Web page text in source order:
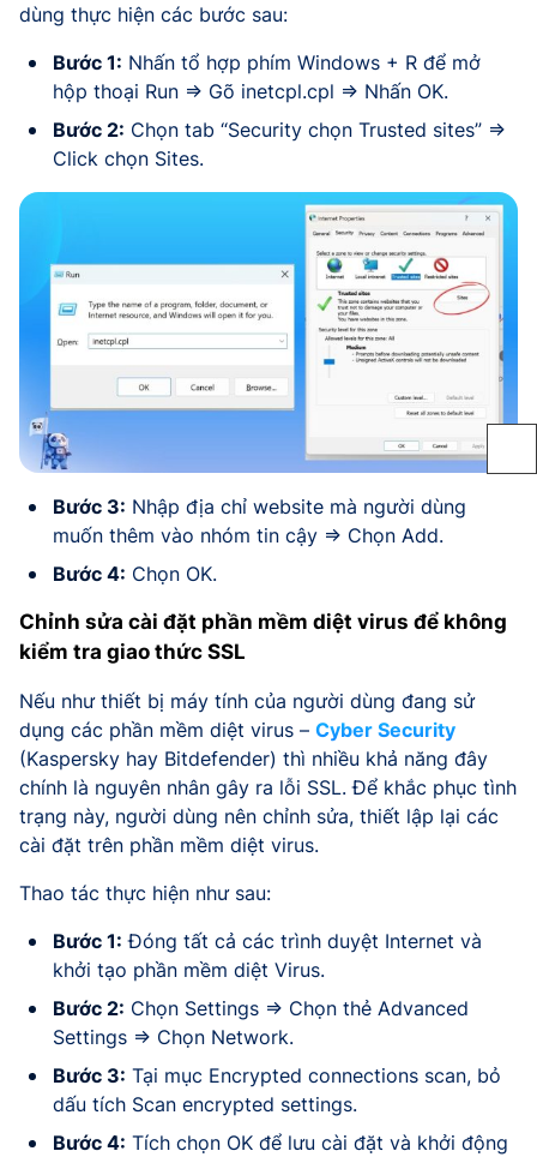
dùng thực hiện các bước sau:
Bước 1: Nhấn tổ hợp phím Windows + R để mở
hộp thoại Run => Gõ inetcpl.cpl => Nhấn OK.
Bước 2: Chọn tab “Security chọn Trusted sites” =>
Click chọn Sites.
Bước 3: Nhập địa chỉ website mà người dùng
muốn thêm vào nhóm tin cậy => Chọn Add.
Bước 4: Chọn OK.
Chỉnh sửa cài đặt phần mềm diệt virus để không
kiểm tra giao thức SSL
Nếu như thiết bị máy tính của người dùng đang sử
dụng các phần mềm diệt virus – Cyber Security
(Kaspersky hay Bitdefender) thì nhiều khả năng đây
chính là nguyên nhân gây ra lỗi SSL. Để khắc phục tình
trạng này, người dùng nên chỉnh sửa, thiết lập lại các
cài đặt trên phần mềm diệt virus.
Thao tác thực hiện như sau:
Bước 1: Đóng tất cả các trình duyệt Internet và
khởi tạo phần mềm diệt Virus.
Bước 2: Chọn Settings => Chọn thẻ Advanced
Settings => Chọn Network.
Bước 3: Tại mục Encrypted connections scan, bỏ
dấu tích Scan encrypted settings.
Bước 4: Tích chọn OK để lưu cài đặt và khởi động